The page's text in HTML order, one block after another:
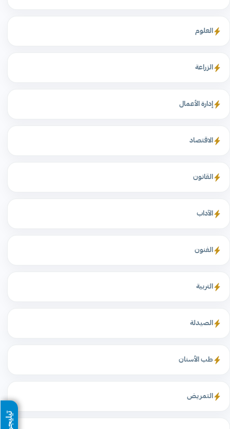
العلوم
الزراعة
إدارة الأعمال
الاقتصاد
القانون
الآداب
الفنون
التربية
الصيدلة
طب الأسنان
التمريض